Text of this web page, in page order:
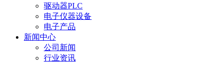
驱动器PLC
电子仪器设备
电子产品
新闻中心
公司新闻
行业资讯